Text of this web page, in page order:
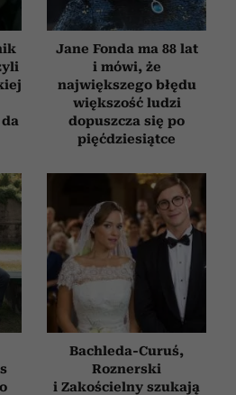
Jane Fonda ma 88 lat
i mówi, że
największego błędu
większość ludzi
dopuszcza się po
pięćdziesiątce
Bachleda-Curuś,
Roznerski
i Zakościelny szukają